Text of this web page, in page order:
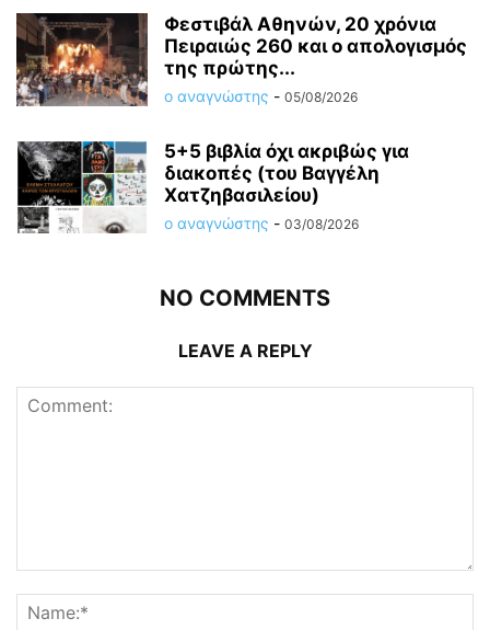
Φεστιβάλ Αθηνών, 20 χρόνια
Πειραιώς 260 και ο απολογισμός
της πρώτης...
ο αναγνώστης - 05/08/2026
5+5 βιβλία όχι ακριβώς για
διακοπές (του Βαγγέλη
Χατζηβασιλείου)
ο αναγνώστης - 03/08/2026
NO COMMENTS
LEAVE A REPLY